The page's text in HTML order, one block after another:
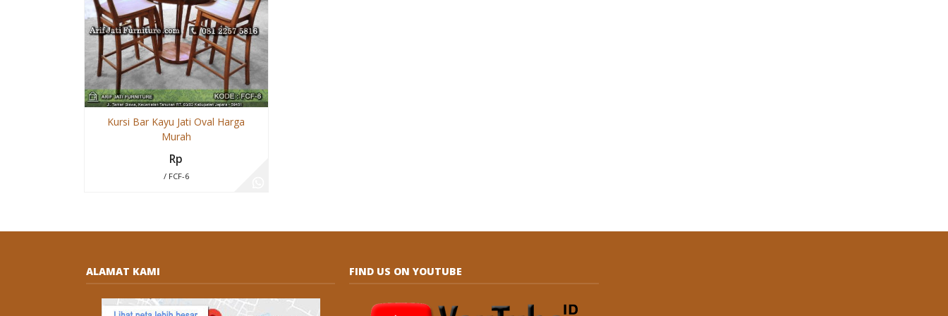
Kursi Bar Kayu Jati Oval Harga
Murah
Rp
/ FCF-6
ALAMAT KAMI FIND US ON YOUTUBE